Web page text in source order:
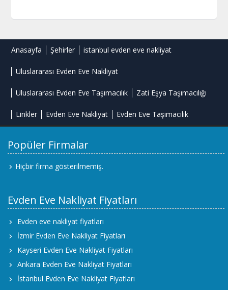
Anasayfa Şehirler istanbul evden eve nakliyat
Uluslararası Evden Eve Nakliyat
Uluslararası Evden Eve Taşımacılık Zati Eşya Taşımacılığı
Linkler Evden Eve Nakliyat Evden Eve Taşımacılık
Popüler Firmalar
Hiçbir firma gösterilmemiş.
Evden Eve Nakliyat Fiyatları
Evden eve nakliyat fiyatları
İzmir Evden Eve Nakliyat Fiyatları
Kayseri Evden Eve Nakliyat Fiyatları
Ankara Evden Eve Nakliyat Fiyatları
İstanbul Evden Eve Nakliyat Fiyatları